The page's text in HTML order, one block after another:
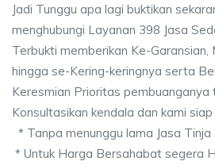
Jadi Tunggu apa lagi buktikan
menghubungi Layanan 398 Jasa
Terbukti memberikan Ke-
hingga se-Kering-keringnya serta
Keresmian Prioritas
Konsultasikan kendala dan kami siap
* Tanpa menunggu lama Jasa Tinja
* Untuk Harga Bersahabat segera